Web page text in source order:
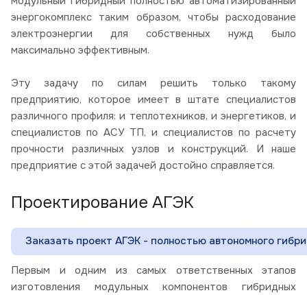
энергокомплекс таким образом, чтобы расходование
электроэнергии для собственных нужд было
максимально эффективным.
Эту задачу по силам решить только такому
предприятию, которое имеет в штате специалистов
различного профиля: и теплотехников, и энергетиков, и
специалистов по АСУ ТП, и специалистов по расчету
прочности различных узлов и конструкций. И наше
предприятие с этой задачей достойно справляется.
Проектирование АГЭК
Заказать проект АГЭК - полностью автономного
Первым и одним из самых ответственных этапов
изготовления модульных компонентов гибридных